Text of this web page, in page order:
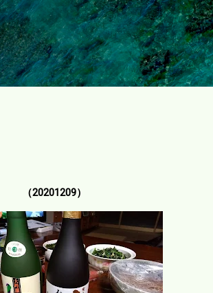
してメイン コンテンツに移動
（20201209）